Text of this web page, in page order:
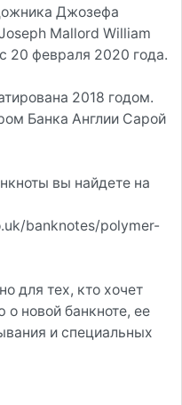
Джозефа
Mallord William
20 февраля 2020 года.
2018 годом.
Банка Англии Сарой
вы найдете на
banknotes/polymer-
для тех, кто хочет
новой банкноте, ее
и специальных